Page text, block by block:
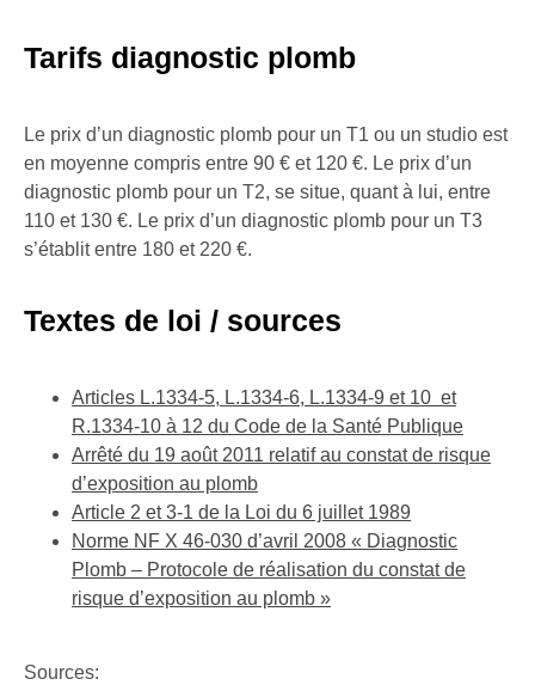
Tarifs diagnostic plomb
Le prix d’un diagnostic plomb pour un T1 ou un studio est
en moyenne compris entre 90 € et 120 €. Le prix d’un
diagnostic plomb pour un T2, se situe, quant à lui, entre
110 et 130 €. Le prix d’un diagnostic plomb pour un T3
s’établit entre 180 et 220 €.
Textes de loi / sources
Articles L.1334-5, L.1334-6, L.1334-9 et 10 et
R.1334-10 à 12 du Code de la Santé Publique
Arrêté du 19 août 2011 relatif au constat de risque
d’exposition au plomb
Article 2 et 3-1 de la Loi du 6 juillet 1989
Norme NF X 46-030 d’avril 2008 « Diagnostic
Plomb – Protocole de réalisation du constat de
risque d’exposition au plomb »
Sources: